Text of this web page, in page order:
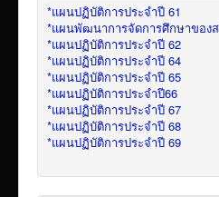
*แผนปฏิบัติการประจำปี 61
*แผนพัฒนาการจัดการศึกษาของ
*แผนปฏิบัติการประจำปี 62
*แผนปฏิบัติการประจำปี 64
*แผนปฏิบัติการประจำปี 65
*แผนปฏิบัติการประจำปี66
*แผนปฏิบัติการประจำปี 67
*แผนปฏิบัติการประจำปี 68
*แผนปฏิบัติการประจำปี 69